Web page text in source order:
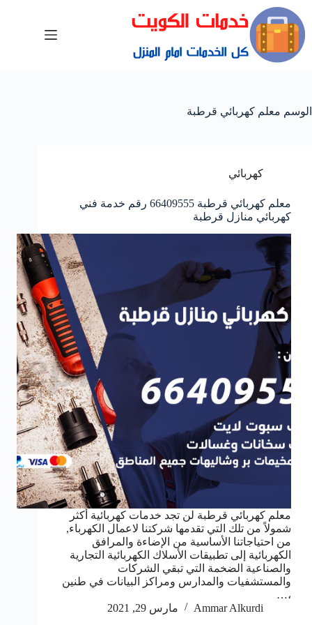
الوسم معلم كهربائي قرطبة
كهربائي
معلم كهربائي قرطبة 66409555 رقم خدمة فني
كهربائي منازل قرطبة
معلم كهربائي قرطبة لن تجد خدمات كهربائية أكثر
شمولاً من تلك التي تقدمها شركتنا لاعمال الكهرباء,
من احتياجاتنا الأساسية من الإضاءة والمرافق
الكهربائية إلى تطبيقات الأسلاك الكهربائية التجارية
والصناعية الضخمة التي تبقي الشركات
والمستشفيات والمدارس ومراكز البيانات في طنين
،…
Ammar Alkurdi
مارس 29, 2021